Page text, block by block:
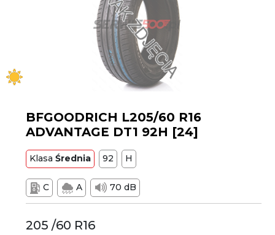
BFGOODRICH L205/60 R16
ADVANTAGE DT1 92H [24]
KlasaŚrednia 92 H
C A 70 dB
205 /60 R16